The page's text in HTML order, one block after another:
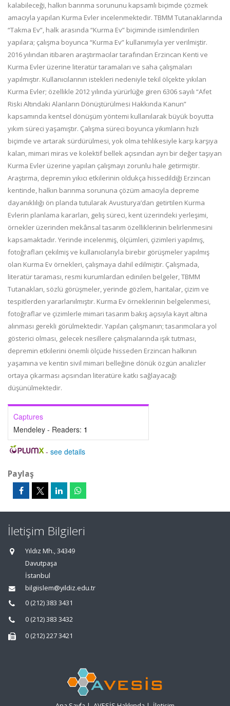
kalabileceği, halkın barınma sorununu kapsamlı biçimde çözmek
amacıyla yapılan Kurma Evler incelenmektedir. TBMM Tutanaklarında
“Takma Ev”, halk arasında “Kurma Ev” biçiminde isimlendirilen
yapılara; çalışma boyunca “Kurma Ev” kullanımıyla yer verilmiştir.
2016 yılından itibaren araştırmacılar tarafından Erzincan Kenti ve
Kurma Evler üzerine literatür taramaları ve saha çalışmaları
yapılmıştır. Kullanıcılarının istekleri nedeniyle tekil ölçekte yıkılan
Kurma Evler; özellikle 2012 yılında yürürlüğe giren 6306 sayılı “Afet
Riski Altındaki Alanların Dönüştürülmesi Hakkında Kanun”
kapsamında kentsel dönüşüm yöntemi kullanılarak büyük boyutta
yıkım süreci yaşamıştır. Çalışma süreci boyunca yıkımların hızlı
biçimde ve artarak sürdürülmesi, yok olma tehlikesiyle karşı karşıya
kalan, mimari miras ve kolektif bellek açısından ayrı bir değer taşıyan
Kurma Evler üzerine yapılan çalışmayı zorunlu hale getirmiştir.
Araştırma, depremin yıkıcı etkilerinin oldukça hissedildiği Erzincan
kentinde, halkın barınma sorununa çözüm amacıyla depreme
dayanıklılığı ön planda tutularak Avusturya’dan getirtilen Kurma
Evlerin planlama kararları, geliş süreci, kent üzerindeki yerleşimi,
örnekler üzerinden mekânsal tasarım özelliklerinin belirlenmesini
kapsamaktadır. Yerinde incelenmiş, ölçümleri, çizimleri yapılmış,
fotoğrafları çekilmiş ve kullanıcılarıyla birebir görüşmeler yapılmış
olan Kurma Ev örnekleri, çalışmaya dahil edilmiştir. Çalışmada,
literatür taraması, resmi kurumlardan edinilen belgeler, TBMM
Tutanakları, sözlü görüşmeler, yerinde gözlem, haritalar, çizim ve
tespitlerden yararlanılmıştır. Kurma Ev örneklerinin belgelenmesi,
fotoğraflar ve çizimlerle mimari tasarım bakış açısıyla kayıt altına
alınması gerekli görülmektedir. Yapılan çalışmanın; tasarımcılara yol
gösterici olması, gelecek nesillere çalışmalarında ışık tutması,
depremin etkilerini önemli ölçüde hisseden Erzincan halkının
yaşamına ve kentin sivil mimari belleğine dönük özgün analizler
ortaya çıkarması açısından literatüre katkı sağlayacağı
düşünülmektedir.
Captures
Mendeley - Readers: 1
- see details
Paylaş
İletişim Bilgileri
Yıldız Mh., 34349
Davutpaşa
İstanbul
bilgiislem@yildiz.edu.tr
0 (212) 383 3431
0 (212) 383 3432
0 (212) 227 3421